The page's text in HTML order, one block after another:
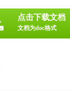
点击下载文档
文档为doc格式